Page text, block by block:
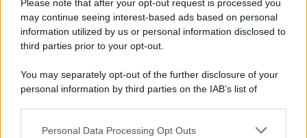
Please note that after your opt-out request is processed you
may continue seeing interest-based ads based on personal
information utilized by us or personal information disclosed to
third parties prior to your opt-out.
You may separately opt-out of the further disclosure of your
personal information by third parties on the IAB’s list of
This information may also be disclosed by us to third parties
Personal Data Processing Opt Outs